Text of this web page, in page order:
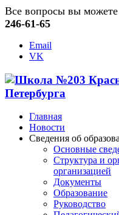
Все вопросы вы можете
246-61-65
Email
VK
Главная
Новости
Сведения об
Основные
Структура и
организацией
Документы
Образование
Руководство